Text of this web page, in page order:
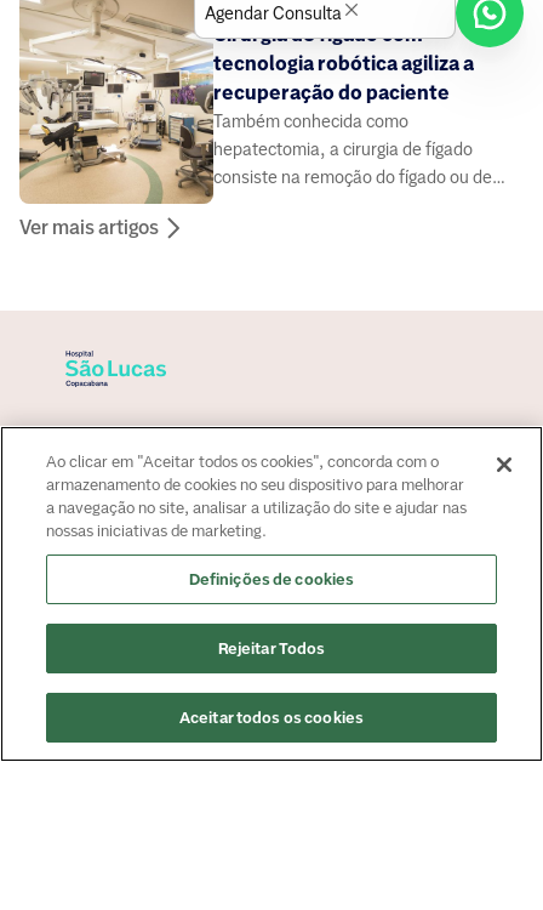
HEPATOLOGIA 2 min
Cirurgia de fígado com
tecnologia robótica agiliza a
recuperação do paciente
Também conhecida como
hepatectomia, a cirurgia de fígado
consiste na remoção do fígado ou de
Ver mais artigos
Atendimento:+55 21 2545 4000
+55 4020-0057
Imprensa:
Certificações
Sobre o hospital
Para paciente
Convênios
Fale Conosco
Agendar Consulta
Agendar Consulta
Ao clicar em "Aceitar todos os cookies", concorda com o
armazenamento de cookies no seu dispositivo para melhorar
a navegação no site, analisar a utilização do site e ajudar nas
nossas iniciativas de marketing.
Definições de cookies
Rejeitar Todos
Aceitar todos os cookies